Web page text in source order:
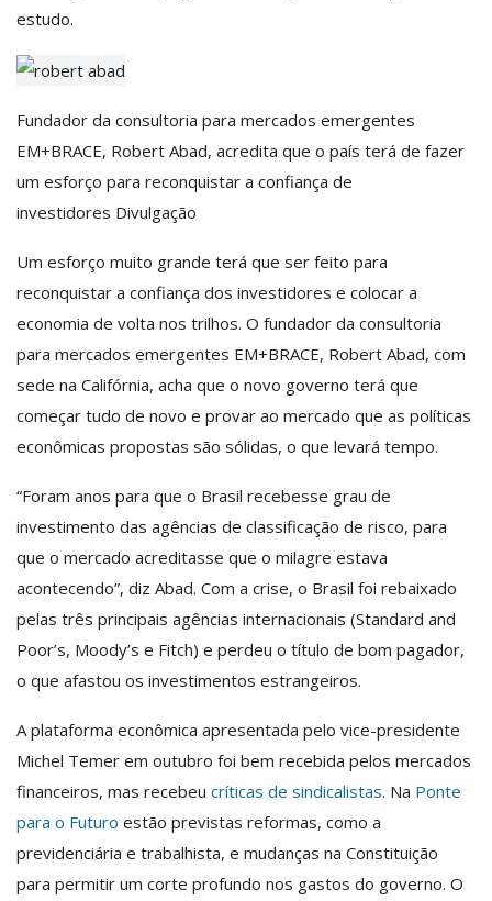
estudo.
Fundador da consultoria para mercados emergentes
EM+BRACE, Robert Abad, acredita que o país terá de fazer
um esforço para reconquistar a confiança de
investidores Divulgação
Um esforço muito grande terá que ser feito para
reconquistar a confiança dos investidores e colocar a
economia de volta nos trilhos. O fundador da consultoria
para mercados emergentes EM+BRACE, Robert Abad, com
sede na Califórnia, acha que o novo governo terá que
começar tudo de novo e provar ao mercado que as políticas
econômicas propostas são sólidas, o que levará tempo.
“Foram anos para que o Brasil recebesse grau de
investimento das agências de classificação de risco, para
que o mercado acreditasse que o milagre estava
acontecendo”, diz Abad. Com a crise, o Brasil foi rebaixado
pelas três principais agências internacionais (Standard and
Poor’s, Moody’s e Fitch) e perdeu o título de bom pagador,
o que afastou os investimentos estrangeiros.
A plataforma econômica apresentada pelo vice-presidente
Michel Temer em outubro foi bem recebida pelos mercados
financeiros, mas recebeu críticas de sindicalistas. Na Ponte
para o Futuro estão previstas reformas, como a
previdenciária e trabalhista, e mudanças na Constituição
para permitir um corte profundo nos gastos do governo. O